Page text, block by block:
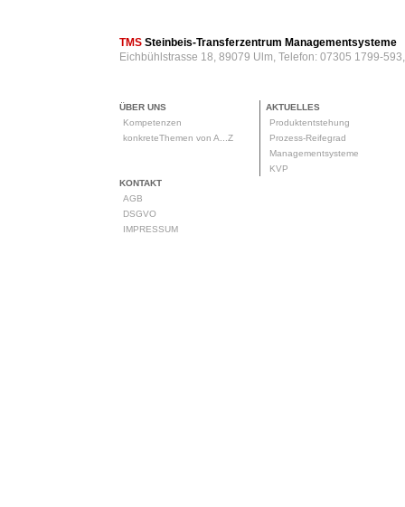
TMS Steinbeis-Transferzentrum Managementsysteme
Eichbühlstrasse 18, 89079 Ulm, Telefon: 07305 1799-
ÜBER UNS
Kompetenzen
konkreteThemen von A...Z
AKTUELLES
Produktentstehung
Prozess-Reifegrad
Managementsysteme
KVP
KONTAKT
AGB
DSGVO
IMPRESSUM